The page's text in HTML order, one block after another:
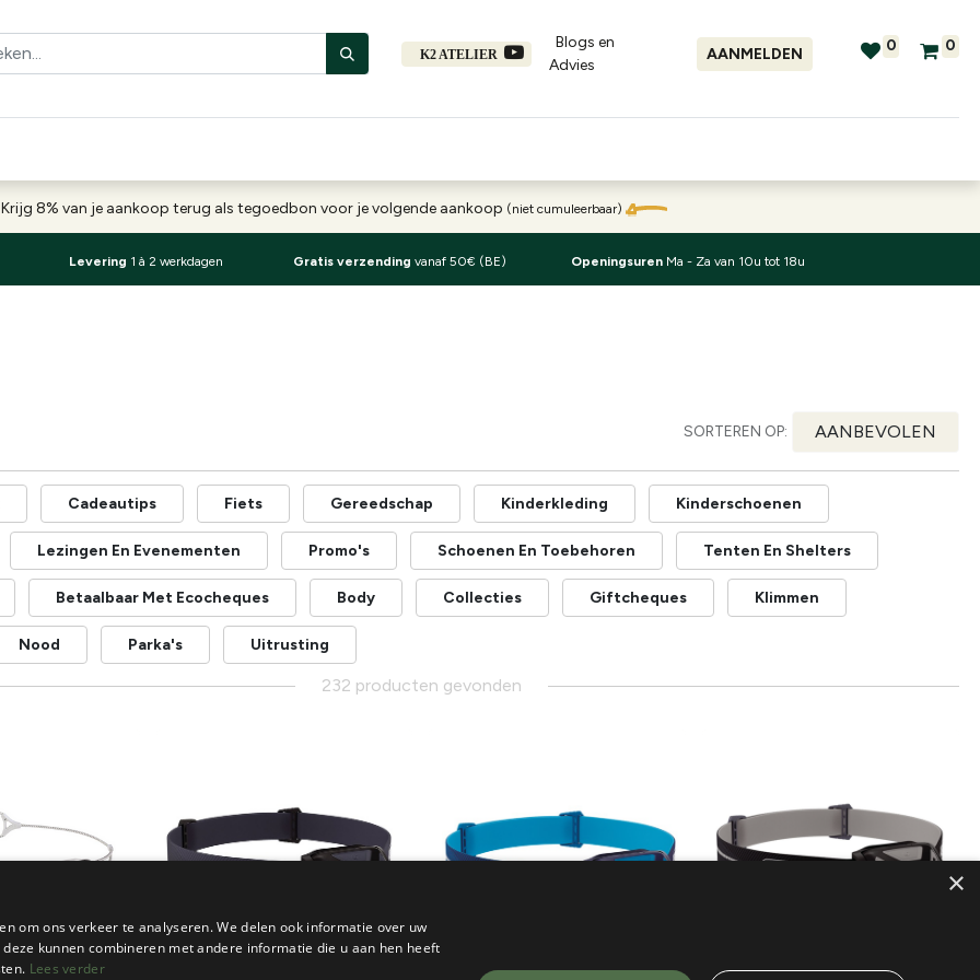
K2 ATELIER
Blogs en
Advies​
AANMELDEN 0 0
Krijg 8% van je aankoop terug als tegoedbon voor je volgende aankoop (niet cumuleerbaar)
Levering 1 à 2 werkdagen Gratis verzending vanaf 50€ (BE) Openingsuren Ma - Za van 10u tot 18u
SORTEREN OP: AANBEVOLEN
Cadeautips Fiets Gereedschap Kinderkleding Kinderschoenen
Lezingen En Evenementen Promo's Schoenen En Toebehoren Tenten En Shelters
Betaalbaar Met Ecocheques Body Collecties Giftcheques Klimmen
Nood Parka's Uitrusting
232 producten gevonden
×
om ons verkeer te analyseren. We delen ook informatie over uw
kunnen combineren met andere informatie die u aan hen heeft
Lees verder